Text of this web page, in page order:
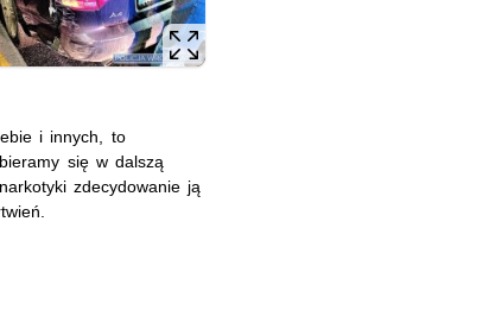
i innych, to
się w dalszą
zdecydowanie ją